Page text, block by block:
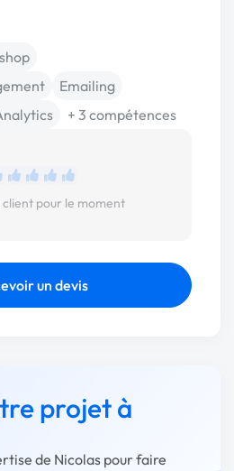
Emailing
+ 3 compétences
client pour le moment
un devis
projet à
de Nicolas pour faire